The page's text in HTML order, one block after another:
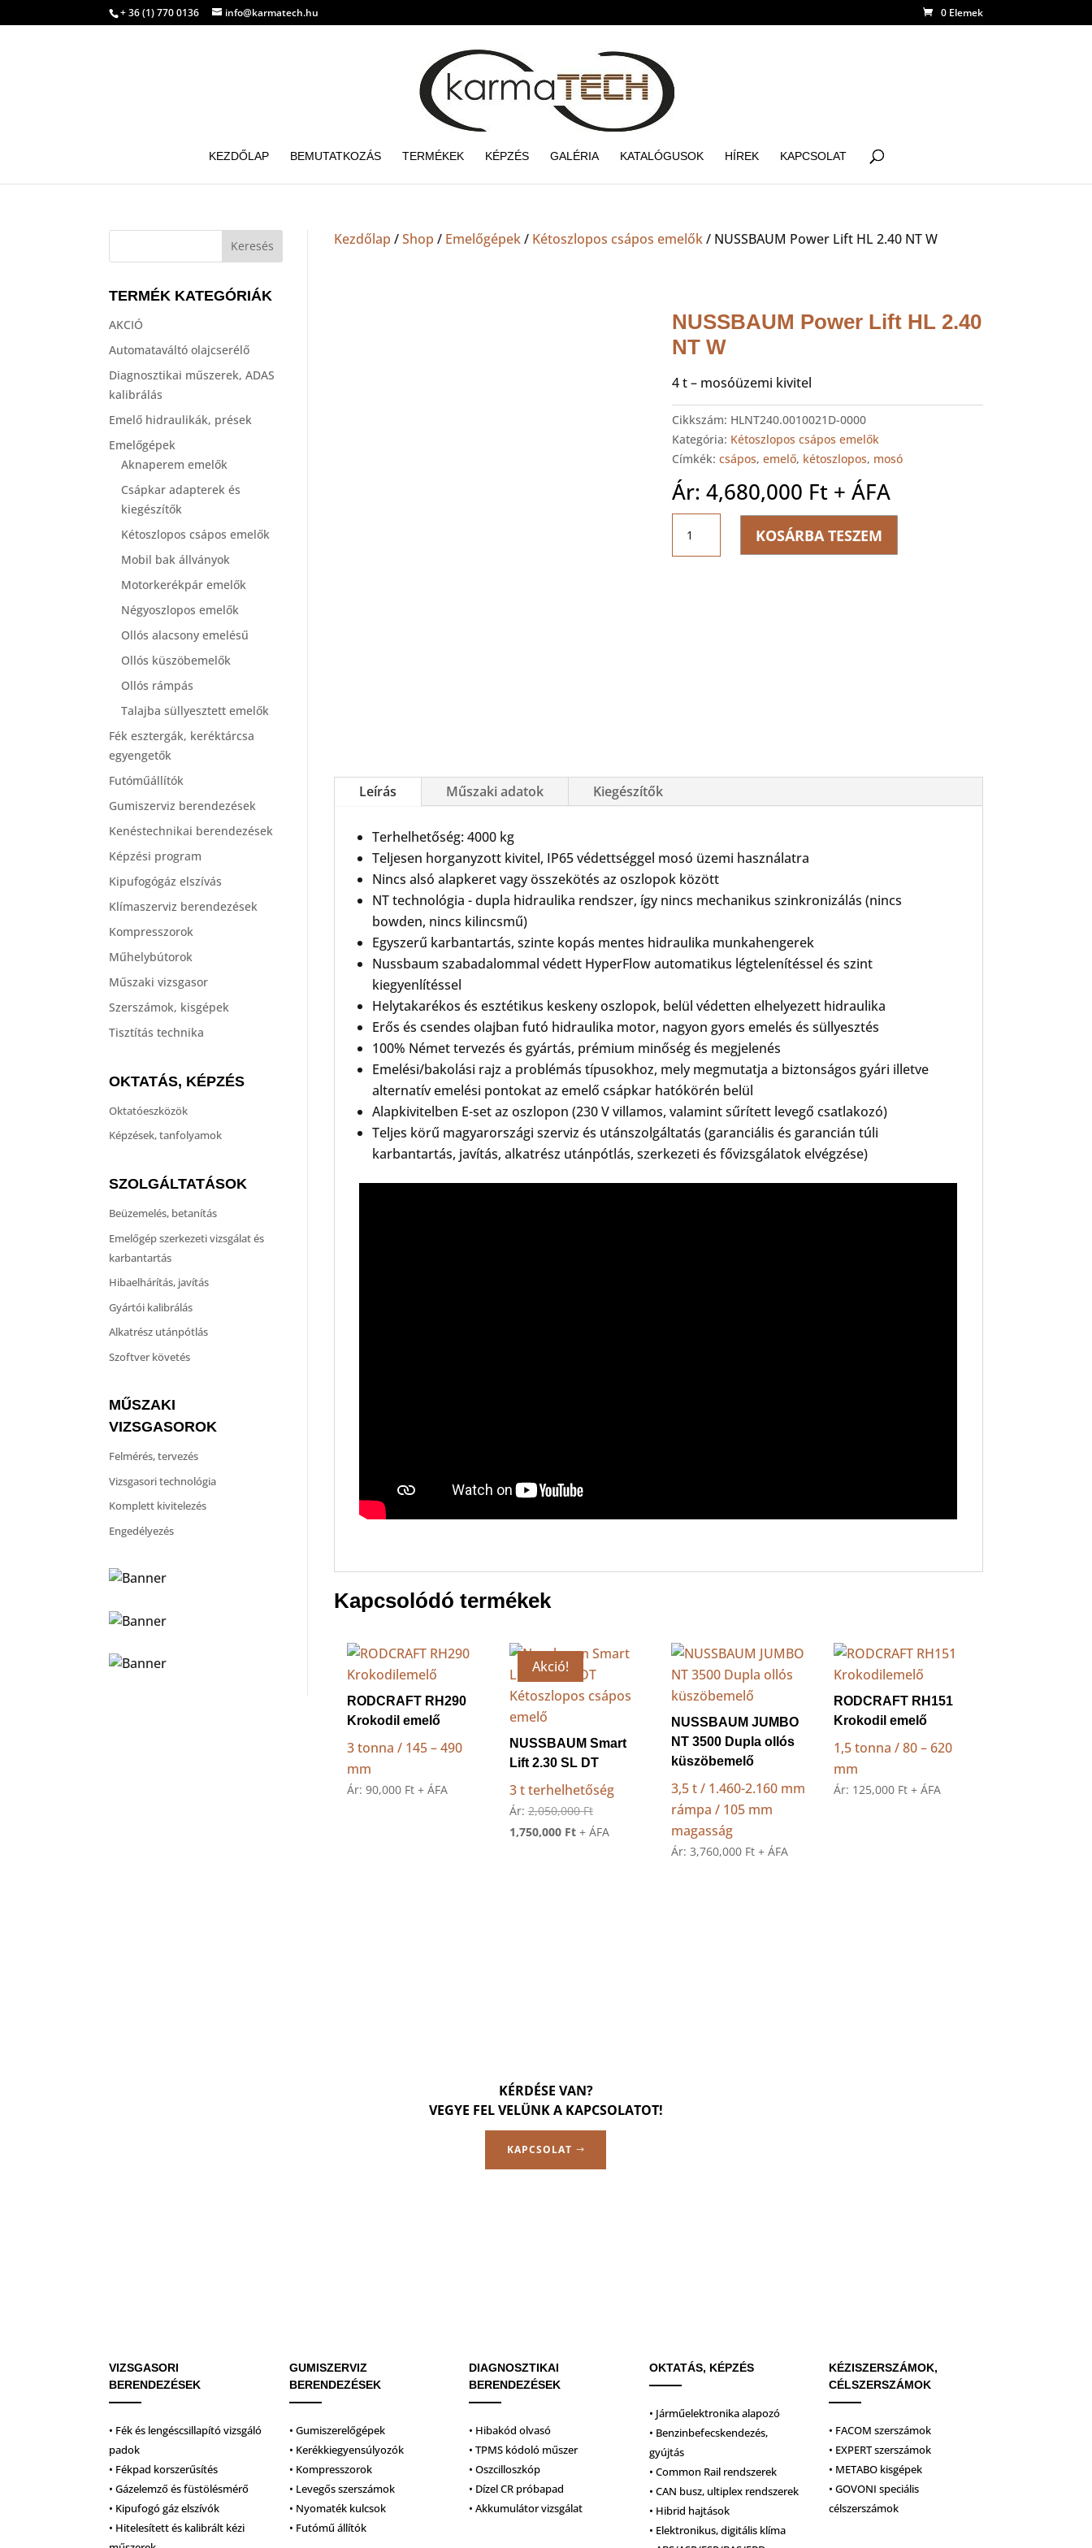
+ 36 (1) 770 0136 info@karmatech.hu 0 Elemek
KEZDŐLAP BEMUTATKOZÁS TERMÉKEK KÉPZÉS GALÉRIA KATALÓGUSOK HÍREK KAPCSOLAT
TERMÉK KATEGÓRIÁK
AKCIÓ
Automataváltó olajcserélő
Diagnosztikai műszerek, ADAS
kalibrálás
Emelő hidraulikák, prések
Emelőgépek
Aknaperem emelők
Csápkar adapterek és
kiegészítők
Kétoszlopos csápos emelők
Mobil bak állványok
Motorkerékpár emelők
Négyoszlopos emelők
Ollós alacsony emelésű
Ollós küszöbemelők
Ollós rámpás
Talajba süllyesztett emelők
Fék esztergák, keréktárcsa
egyengetők
Futóműállítók
Gumiszerviz berendezések
Kenéstechnikai berendezések
Képzési program
Kipufogógáz elszívás
Klímaszerviz berendezések
Kompresszorok
Műhelybútorok
Műszaki vizsgasor
Szerszámok, kisgépek
Tisztítás technika
OKTATÁS, KÉPZÉS
Oktatóeszközök
Képzések, tanfolyamok
SZOLGÁLTATÁSOK
Beüzemelés, betanítás
Emelőgép szerkezeti vizsgálat és
karbantartás
Hibaelhárítás, javítás
Gyártói kalibrálás
Alkatrész utánpótlás
Szoftver követés
MŰSZAKI
VIZSGASOROK
Felmérés, tervezés
Vizsgasori technológia
Komplett kivitelezés
Engedélyezés
Kezdőlap /Shop / Emelőgépek/ Kétoszlopos csápos emelők/ NUSSBAUM Power Lift HL 2.40 NT W
NUSSBAUM Power Lift HL 2.40
NT W
4 t – mosóüzemi kivitel
Cikkszám: HLNT240.0010021D-0000
Kategória: Kétoszlopos csápos emelők
Címkék: csápos, emelő, kétoszlopos, mosó
Ár: 4,680,000 Ft + ÁFA
Power
Lift
KOSÁRBA TESZEM
Leírás Műszaki adatok Kiegészítők
Terhelhetőség: 4000 kg
Teljesen horganyzott kivitel, IP65 védettséggel mosó üzemi használatra
Nincs alsó alapkeret vagy összekötés az oszlopok között
NT technológia - dupla hidraulika rendszer, így nincs mechanikus szinkronizálás (nincs
bowden, nincs kilincsmű)
Egyszerű karbantartás, szinte kopás mentes hidraulika munkahengerek
Nussbaum szabadalommal védett HyperFlow automatikus légtelenítéssel és szint
kiegyenlítéssel
Helytakarékos és esztétikus keskeny oszlopok, belül védetten elhelyezett hidraulika
Erős és csendes olajban futó hidraulika motor, nagyon gyors emelés és süllyesztés
100% Német tervezés és gyártás, prémium minőség és megjelenés
Emelési/bakolási rajz a problémás típusokhoz, mely megmutatja a biztonságos gyári illetve
alternatív emelési pontokat az emelő csápkar hatókörén belül
Alapkivitelben E-set az oszlopon (230 V villamos, valamint sűrített levegő csatlakozó)
Teljes körű magyarországi szerviz és utánszolgáltatás (garanciális és garancián túli
karbantartás, javítás, alkatrész utánpótlás, szerkezeti és fővizsgálatok elvégzése)
Kapcsolódó termékek
RODCRAFT RH290
Krokodil emelő
3 tonna / 145 – 490
mm
Ár:90,000 Ft + ÁFA
Akció!
NUSSBAUM Smart
Lift 2.30 SL DT
3 t terhelhetőség
Ár:2,050,000FtOriginal
price
1,750,000 FtCurrent
+ ÁFA
NUSSBAUM JUMBO
NT 3500 Dupla ollós
küszöbemelő
3,5 t / 1.460-2.160 mm
rámpa / 105 mm
magasság
Ár:3,760,000 Ft + ÁFA
RODCRAFT RH151
Krokodil emelő
1,5 tonna / 80 – 620
mm
Ár: 125,000 Ft + ÁFA
KÉRDÉSE VAN?
VEGYE FEL VELÜNK A KAPCSOLATOT!
KAPCSOLAT
VIZSGASORI
BERENDEZÉSEK
• Fék és lengéscsillapító vizsgáló
padok
• Fékpad korszerűsítés
• Gázelemző és füstölésmérő
• Kipufogó gáz elszívók
• Hitelesített és kalibrált kézi
GUMISZERVIZ
BERENDEZÉSEK
• Gumiszerelőgépek
• Kerékkiegyensúlyozók
• Kompresszorok
• Levegős szerszámok
• Nyomaték kulcsok
• Futómű állítók
DIAGNOSZTIKAI
BERENDEZÉSEK
• Hibakód olvasó
• TPMS kódoló műszer
• Oszcilloszkóp
• Dízel CR próbapad
• Akkumulátor vizsgálat
OKTATÁS, KÉPZÉS
• Járműelektronika alapozó
• Benzinbefecskendezés,
gyújtás
• Common Rail rendszerek
• CAN busz, ultiplex rendszerek
• Hibrid hajtások
• Elektronikus, digitális klíma
KÉZISZERSZÁMOK,
CÉLSZERSZÁMOK
• FACOM szerszámok
• EXPERT szerszámok
• METABO kisgépek
• GOVONI speciális
célszerszámok